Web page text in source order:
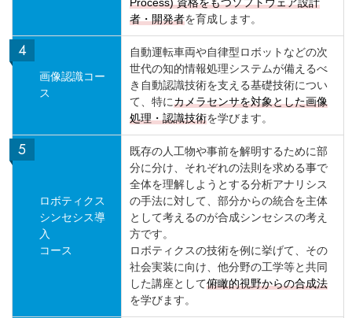
者・開発者を育成します。
画像認識コー
ス
自動運転車両や自律型ロボットなどの次
世代の知的情報処理システムが備えるべ
き自動認識技術を支える基礎技術につい
て、特にカメラセンサを対象とした画像
処理・認識技術を学びます。
ロボティクス
シンセシス導
入
コース
既存の人工物や事前を解明するために部
分に分け、それぞれの法則を求める事で
全体を理解しようとする分析アナリシス
の手法に対して、部分からの統合を主体
として考えるのが合成シンセシスの考え
方です。
ロボティクスの技術を例に挙げて、その
社会実装に向け、他分野の工学等と共同
した講座として俯瞰的視野からの合成法
を学びます。